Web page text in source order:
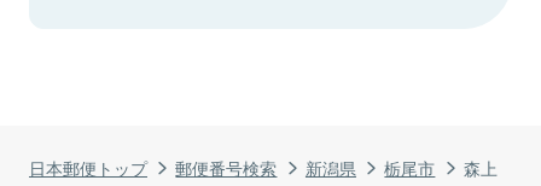
日本郵便トップ 郵便番号検索 新潟県 栃尾市 森上